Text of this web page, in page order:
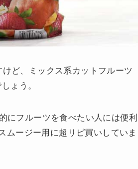
ど、ミックス系カットフルーツ
ょう。
にフルーツを食べたい人には便利
ムージー用に超リピ買いしていま